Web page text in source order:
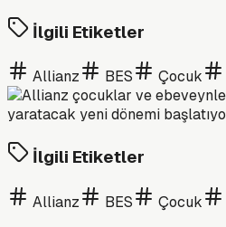
İlgili Etiketler
Allianz BES Çocuk
İlgili Etiketler
Allianz BES Çocuk